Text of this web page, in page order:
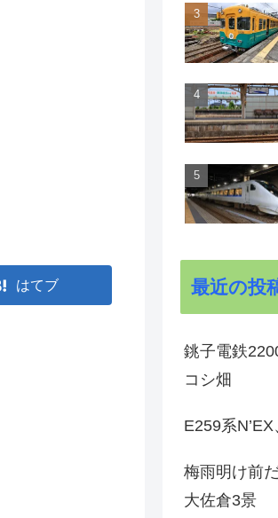
はてブ 最近の投
銚子電鉄
コシ畑
E259系
梅雨明け前
大佐倉3景